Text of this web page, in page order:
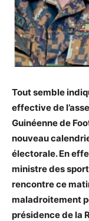
Tout semble
effective de
Guinéenne de
nouveau
électorale. En
ministre des
rencontre ce
maladroitement
présidence de la